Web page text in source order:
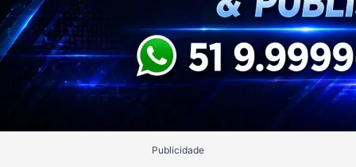
Publicidade